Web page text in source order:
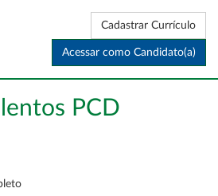
Cadastrar Currículo
Acessar como Candidato(a)
PCD